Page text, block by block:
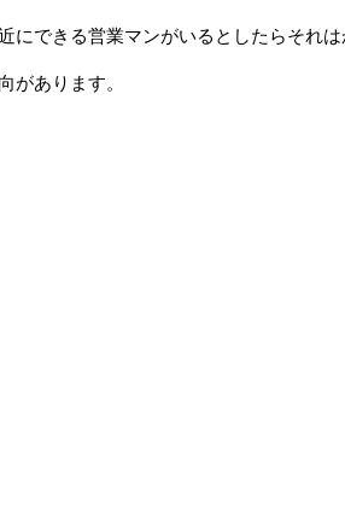
できる営業マンがいるとしたらそれ
があります。